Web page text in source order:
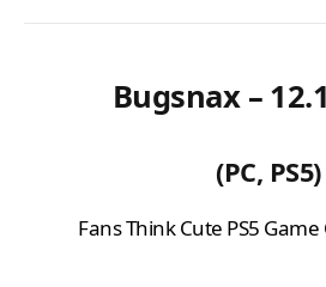
Bugsnax –
(PC, PS5)